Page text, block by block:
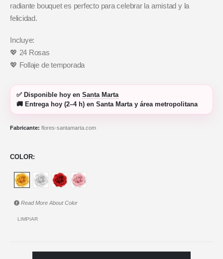
radiante bouquet es perfecto para celebrar la amistad y la
felicidad.
Incluye:
💖 24 Rosas
💖 Follaje de temporada
✅ Disponible hoy en Santa Marta
🚚 Entrega hoy (2–4 h) en Santa Marta y área metropolitana
Fabricante: flores-santamarta.com
COLOR
Read More AboutColor
LIMPIAR